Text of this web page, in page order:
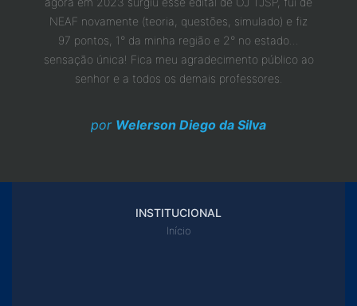
NEAF novamente (teoria, questões, simulado) e fiz
97 pontos, 1° da minha região e 2° no estado...
sensação única! Fica meu agradecimento público ao
senhor e a todos os demais professores.
por Welerson Diego da Silva
INSTITUCIONAL
Início